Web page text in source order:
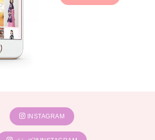
INSTAGRAM